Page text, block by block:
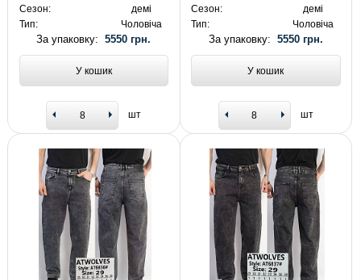
Сезон:
демі
Тип:
Чоловіча
За упаковку:5550 грн.
У кошик
шт
Сезон:
демі
Тип:
Чоловіча
За упаковку: 5550 грн.
У кошик
шт